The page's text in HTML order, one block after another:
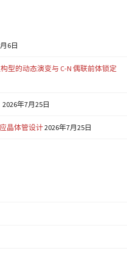
6日
型的动态演变与 C-N 偶联前体锁定
2026年7月25日
晶体管设计2026年7月25日